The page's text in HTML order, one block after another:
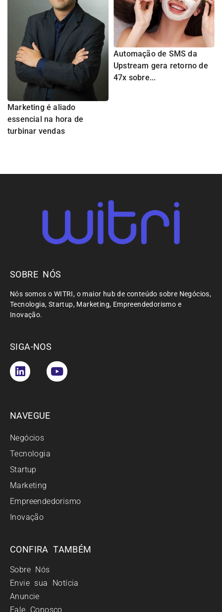
Marketing é aliado
essencial na hora de
turbinar vendas
Automação de SMS da
Upstream gera retorno de
47x sobre...
SOBRE NÓS
Nós somos o WITRI, o maior hub de conteúdo sobre Negócios,
Tecnologia, Startup, Marketing, Empreendedorismo e
Inovação.
SIGA-NOS
NAVEGUE
Negócios
Tecnologia
Startup
Marketing
Empreendedorismo
Inovação
CONFIRA TAMBÉM
Sobre Nós
Envie sua Notícia
Anuncie
Fale Conosco